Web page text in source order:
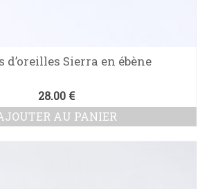
d’oreilles Sierra en ébène
28.00 €
AU PANIER